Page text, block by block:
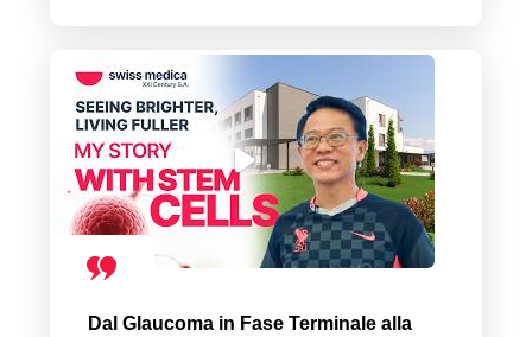
Dal Glaucoma in Fase Terminale alla